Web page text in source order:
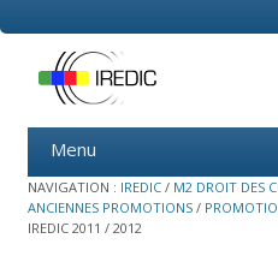
Menu
content
NAVIGATION : IREDIC / M2 DROIT DES
ANCIENNES PROMOTIONS /
IREDIC 2011 / 2012